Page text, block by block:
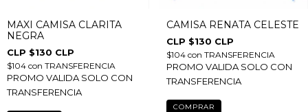
MAXI CAMISA CLARITA
NEGRA
$130 CLP
$104 con TRANSFERENCIA
PROMO VALIDA SOLO CON
TRANSFERENCIA
CAMISA RENATA CELESTE
$130 CLP
$104 con TRANSFERENCIA
PROMO VALIDA SOLO CON
TRANSFERENCIA
COMPRAR